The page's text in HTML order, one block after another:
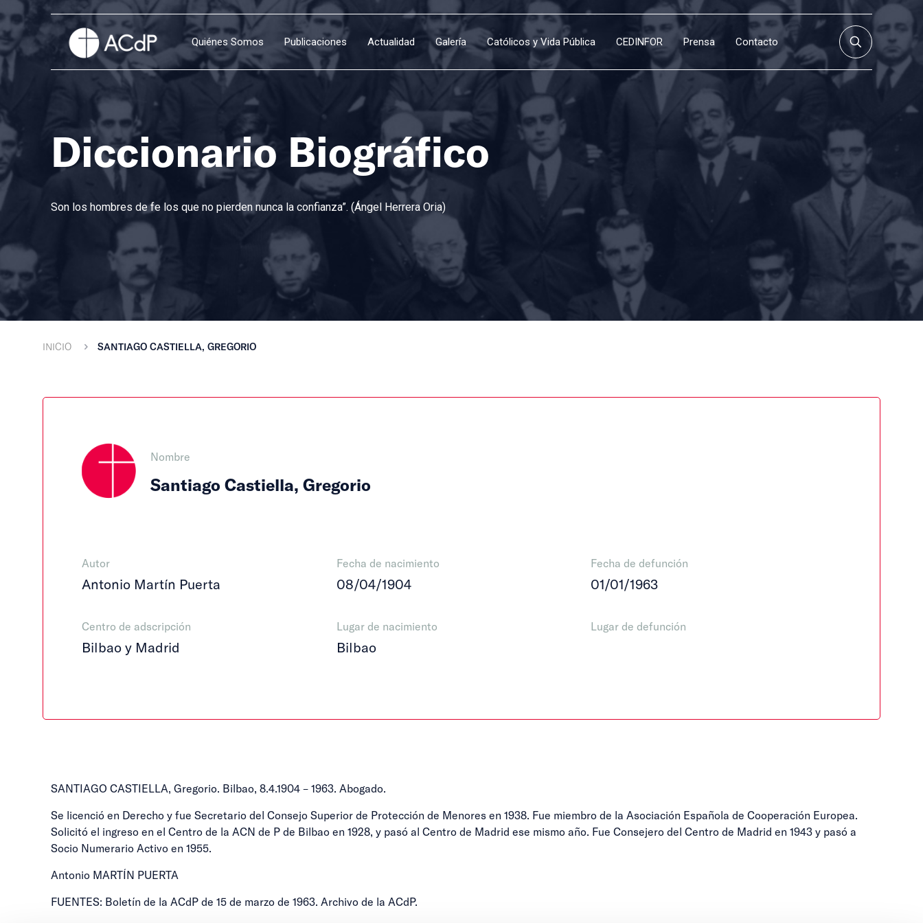
Quiénes Somos Publicaciones Actualidad Galería Católicos y Vida Pública CEDINFOR Prensa Contacto
Diccionario Biográfico
Son los hombres de fe los que no pierden nunca la confianza”. (Ángel Herrera Oria)
INICIO SANTIAGO CASTIELLA, GREGORIO
Nombre
Santiago Castiella, Gregorio
Autor
Antonio Martín Puerta
Centro de adscripción
Bilbao y Madrid
Fecha de nacimiento
08/04/1904
Lugar de nacimiento
Bilbao
Fecha de defunción
01/01/1963
Lugar de defunción
SANTIAGO CASTIELLA, Gregorio. Bilbao, 8.4.1904 – 1963. Abogado.
Se licenció en Derecho y fue Secretario del Consejo Superior de Protección de Menores en 1938. Fue miembro de la Asociación Española de Cooperación Europea.
Solicitó el ingreso en el Centro de la ACN de P de Bilbao en 1928, y pasó al Centro de Madrid ese mismo año. Fue Consejero del Centro de Madrid en 1943 y pasó a
Socio Numerario Activo en 1955.
Antonio MARTÍN PUERTA
FUENTES: Boletín de la ACdP de 15 de marzo de 1963. Archivo de la ACdP.